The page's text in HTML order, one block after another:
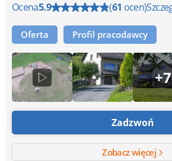
Ocena5.9 (61 ocen)
Oferta Profil pracodawcy
+7
Zadzwoń
Zobacz więcej